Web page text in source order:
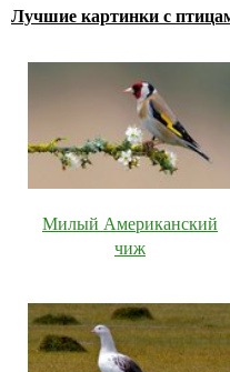
Лучшие картинки с
Милый Американский
чиж